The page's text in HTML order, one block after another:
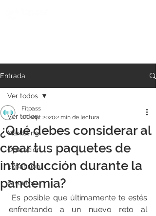
Entrada
Ver todos
Marketing
Operación
Expansión
Favoritos
Ver todos
¿Qué debes considerar al
crear tus paquetes de
introducción durante la
pandemia?
Fitpass
28 sept 20202 min de lectura
enfrentando a un nuevo reto al